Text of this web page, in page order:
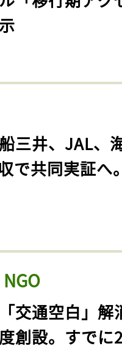
三井、JAL、
で共同実証へ
交通空白」解
創設。すでに